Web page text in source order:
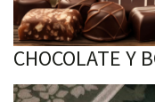
CHOCOLATE Y